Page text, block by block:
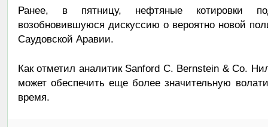
Ранее, в пятницу, нефтяные котировки
возобновившуюся дискуссию о вероятно новой
Саудовской Аравии.
Как отметил аналитик Sanford C. Bernstein & Co.
может обеспечить еще более значительную
время.